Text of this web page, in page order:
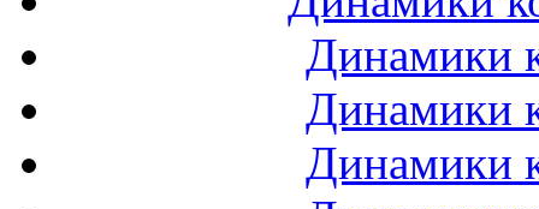
Динамики
Динамики
Динамики